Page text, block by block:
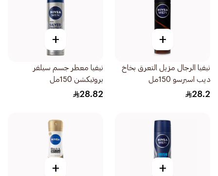
+
نيفيا الرجال مزيل التعرق بخاخ
ديب اسبرسو 150مل
28.2
+
نيفيا معطر جسم سيلفر
بروتيكشن 150مل
28.82
+
+